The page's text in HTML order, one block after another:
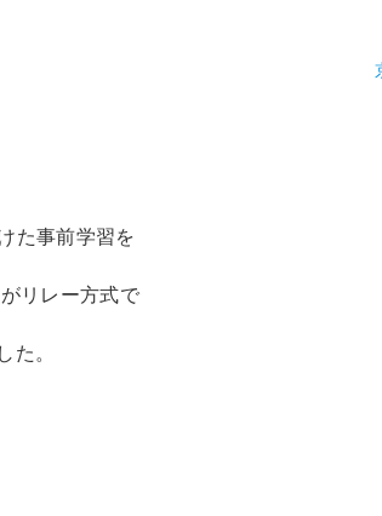
た事前学習を
リレー方式で
た。